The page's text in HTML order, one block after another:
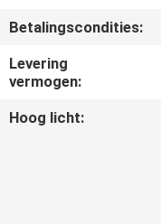
ONS
OP
NIEUWS
Betalingscondities:
Levering
vermogen:
Hoog licht: